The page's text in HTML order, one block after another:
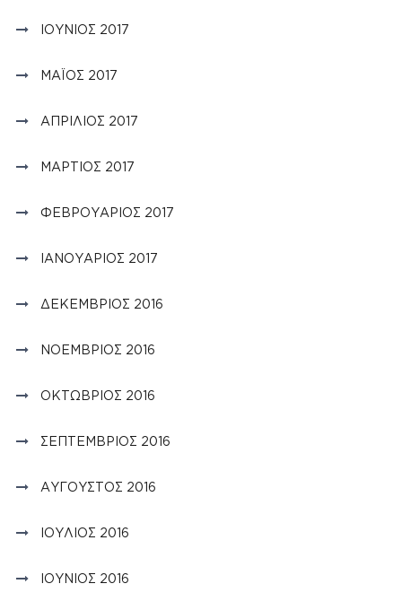
ΙΟΎΝΙΟΣ 2017
ΜΆΙΟΣ 2017
ΑΠΡΊΛΙΟΣ 2017
ΜΆΡΤΙΟΣ 2017
ΦΕΒΡΟΥΆΡΙΟΣ 2017
ΙΑΝΟΥΆΡΙΟΣ 2017
ΔΕΚΈΜΒΡΙΟΣ 2016
ΝΟΈΜΒΡΙΟΣ 2016
ΟΚΤΏΒΡΙΟΣ 2016
ΣΕΠΤΈΜΒΡΙΟΣ 2016
ΑΎΓΟΥΣΤΟΣ 2016
ΙΟΎΛΙΟΣ 2016
ΙΟΎΝΙΟΣ 2016